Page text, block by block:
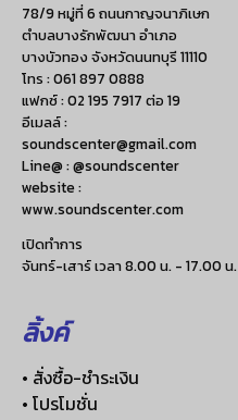
78/9 หมู่ที่ 6 ถนนกาญจนาภิเษก
ตำบลบางรักพัฒนา อำเภอ
บางบัวทอง จังหวัดนนทบุรี 11110
โทร :061 897 0888
แฟกซ์ :02 195 7917 ต่อ 19
อีเมลล์ :
soundscenter@gmail.com
Line@ : @soundscenter
website :
www.soundscenter.com
เปิดทำการ
จันทร์-เสาร์ เวลา 8.00 น. - 17.00 น.
ลิ้งค์
• สั่งซื้อ-ชำระเงิน
• โปรโมชั่น